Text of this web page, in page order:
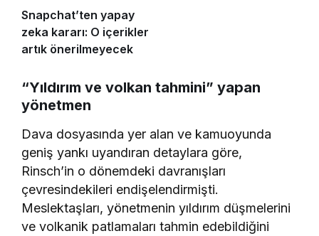
Snapchat’ten yapay
zeka kararı: O içerikler
artık önerilmeyecek
“Yıldırım ve volkan tahmini” yapan
yönetmen
Dava dosyasında yer alan ve kamuoyunda
geniş yankı uyandıran detaylara göre,
Rinsch’in o dönemdeki davranışları
çevresindekileri endişelendirmişti.
Meslektaşları, yönetmenin yıldırım düşmelerini
ve volkanik patlamaları tahmin edebildiğini